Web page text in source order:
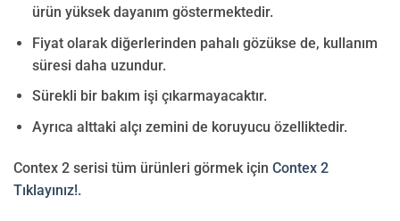
ürün yüksek dayanım göstermektedir.
Fiyat olarak diğerlerinden pahalı gözükse de, kullanım
süresi daha uzundur.
Sürekli bir bakım işi çıkarmayacaktır.
Ayrıca alttaki alçı zemini de koruyucu özelliktedir.
Contex 2 serisi tüm ürünleri görmek için Contex 2
Tıklayınız!.